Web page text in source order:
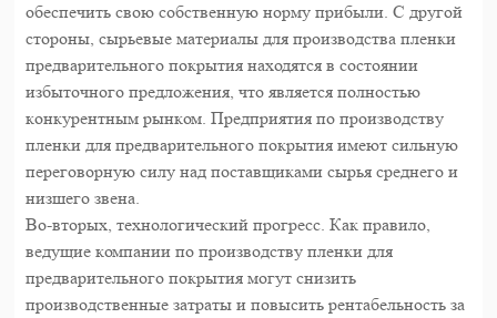
обеспечить свою собственную норму прибыли. С другой
стороны, сырьевые материалы для производства пленки
предварительного покрытия находятся в состоянии
избыточного предложения, что является полностью
конкурентным рынком. Предприятия по производству
пленки для предварительного покрытия имеют сильную
переговорную силу над поставщиками сырья среднего и
низшего звена.
Во-вторых, технологический прогресс. Как правило,
ведущие компании по производству пленки для
предварительного покрытия могут снизить
производственные затраты и повысить рентабельность за